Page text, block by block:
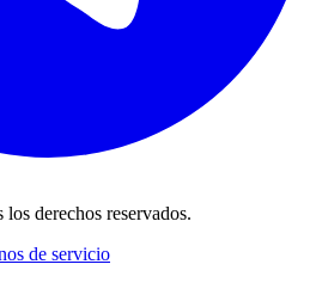
derechos reservados.
de servicio